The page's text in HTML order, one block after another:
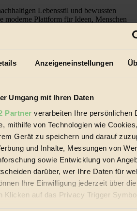
Anzeigeneinstellungen
Umgang mit Ihren Daten
Partner verarbeiten Ihre persönlichen
mithilfe von Technologien wie
Gerät zu speichern und darauf
und Inhalte, Messungen von
sowie Entwicklung von
darüber, wer Ihre Daten für
Ihre Einwilligung jederzeit über
Klicken auf das Privacy Trigger
Lebensstil und bewussten
moderne Plattform für Ideen, Menschen
im schnell wachsenden Markt des